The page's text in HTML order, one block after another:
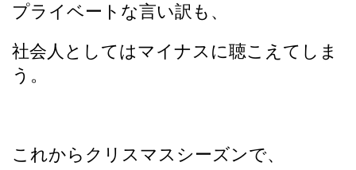
プライベートな言い訳も、
社会人としてはマイナスに聴こえてしま
う。
これからクリスマスシーズンで、